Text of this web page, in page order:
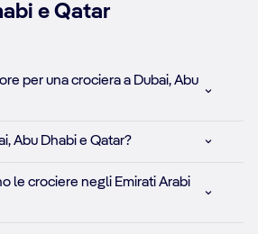
e Qatar
per una crociera a Dubai, Abu
Abu Dhabi e Qatar?
le crociere negli Emirati Arabi